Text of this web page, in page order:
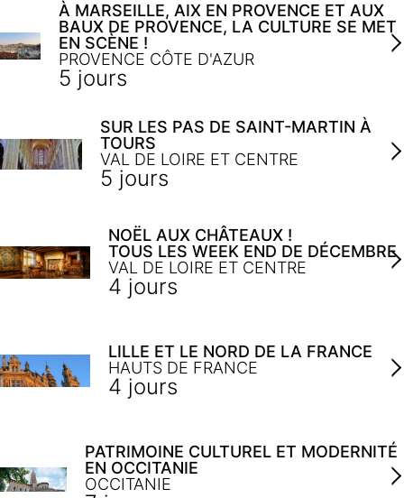
À MARSEILLE, AIX EN PROVENCE ET AUX
BAUX DE PROVENCE, LA CULTURE SE MET
EN SCÈNE !
PROVENCE CÔTE D'AZUR
5 jours
SUR LES PAS DE SAINT-MARTIN À
TOURS
VAL DE LOIRE ET CENTRE
5 jours
NOËL AUX CHÂTEAUX !
TOUS LES WEEK END DE DÉCEMBRE
VAL DE LOIRE ET CENTRE
4 jours
LILLE ET LE NORD DE LA FRANCE
HAUTS DE FRANCE
4 jours
PATRIMOINE CULTUREL ET MODERNITÉ
EN OCCITANIE
OCCITANIE